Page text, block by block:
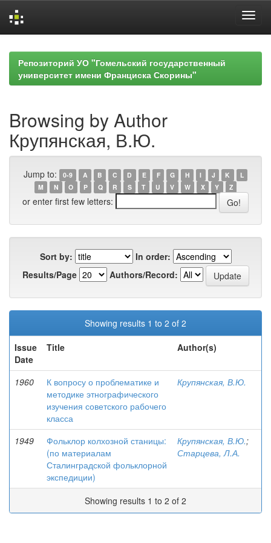
navigationРепозиторий УО "Гомельский государственный
университет имени Франциска Скорины"
Browsing by Author
Крупянская, В.Ю.
Jump to: 0-9 A B C D E F G H I J K
L
M
N O P Q R S T U V W X Y Z
or enter first few letters:
Sort by:
In order:
Results/Page
Authors/Record:
Showing results 1 to 2 of 2
Issue
Date
Title Author(s)
1960
К вопросу о проблематике и
методике этнографического
изучения советского рабочего
класса
Крупянская, В.Ю.
1949
Фольклор колхозной станицы:
(по материалам
Сталинградской фольклорной
экспедиции)
Крупянская, В.Ю.;
Старцева, Л.А.
Showing results 1 to 2 of 2